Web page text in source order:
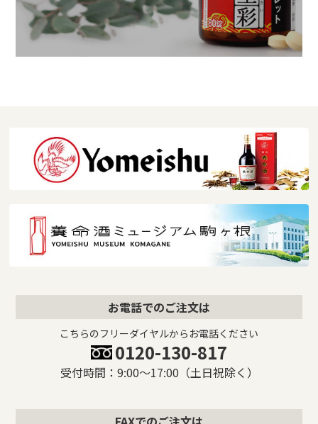
お電話でのご注文は
こちらのフリーダイヤルからお電話ください
0120-130-817
受付時間：9:00〜17:00（土日祝除く）